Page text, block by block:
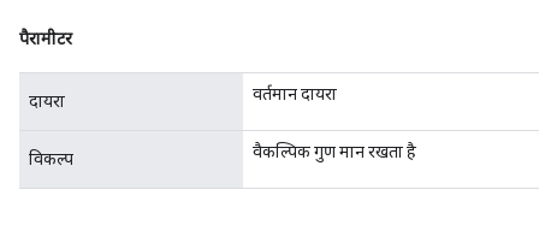
पैरामीटर
दायरा वर्तमान दायरा
विकल्प वैकल्पिक गुण मान रखता है